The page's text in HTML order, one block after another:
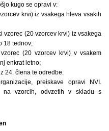
kugo se opravi v:
krvi) iz vsakega hleva vsakih
vzorec (20 vzorcev krvi) iz vsakega
18 tednov;
(20 vzorcev krvi) v vsakem
enkrat letno;
24. člena te odredbe.
preiskave opravi NVI.
vzorcih, odvzetih v skladu s